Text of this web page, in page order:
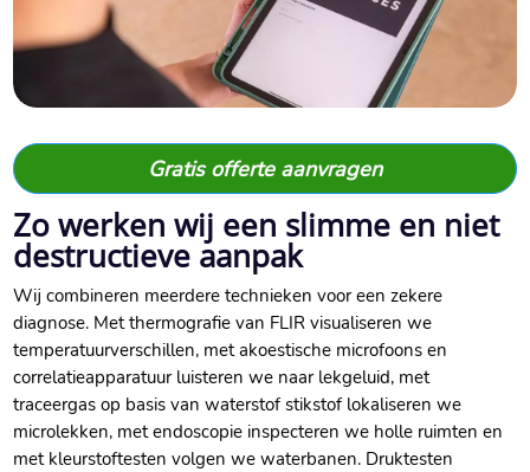
Gratis offerte aanvragen
Zo werken wij een slimme en niet
destructieve aanpak
Wij combineren meerdere technieken voor een zekere
diagnose.​ Met thermografie van FLIR visualiseren we
temperatuurverschillen, met akoestische microfoons en
correlatieapparatuur luisteren we naar lekgeluid, met
traceergas op basis van waterstof stikstof lokaliseren we
microlekken, met endoscopie inspecteren we holle ruimten en
met kleurstoftesten volgen we waterbanen.​ Druktesten